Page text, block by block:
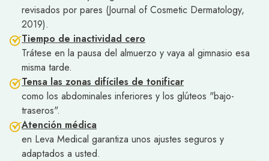
revisados por pares (Journal of Cosmetic Dermatology,
2019).
Tiempo de inactividad cero
Trátese en la pausa del almuerzo y vaya al gimnasio esa
misma tarde.
Tensa las zonas difíciles de tonificar
como los abdominales inferiores y los glúteos "bajo-
traseros".
Atención médica
en Leva Medical garantiza unos ajustes seguros y
adaptados a usted.